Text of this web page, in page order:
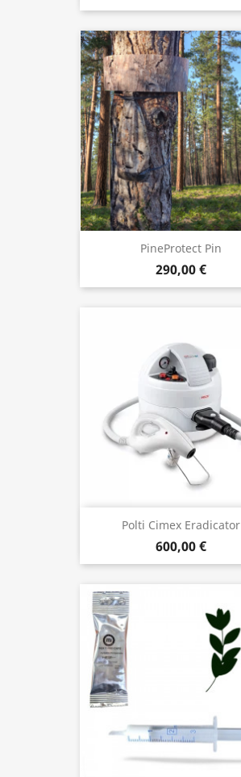
PineProtect Pin
290,00 €
Polti Cimex Eradicator
600,00 €